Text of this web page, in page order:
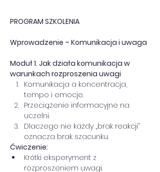
PROGRAM SZKOLENIA
Wprowadzenie – Komunikacja i uwaga
Moduł 1. Jak działa komunikacja w
warunkach rozproszenia uwagi
Komunikacja a koncentracja,
tempo i emocje.
Przeciążenie informacyjne na
uczelni.
Dlaczego nie każdy „brak reakcji”
oznacza brak szacunku.
Ćwiczenie:
Krótki eksperyment z
rozproszeniem uwagi.